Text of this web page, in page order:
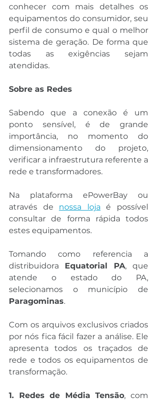
conhecer com mais detalhes os
equipamentos do consumidor, seu
perfil de consumo e qual o melhor
sistema de geração. De forma que
todas as exigências sejam
atendidas.
Sobre as Redes
Sabendo que a conexão é um
ponto sensível, é de grande
importância, no momento do
dimensionamento do projeto,
verificar a infraestrutura referente a
rede e transformadores.
Na plataforma ePowerBay ou
através de nossa loja é possível
consultar de forma rápida todos
estes equipamentos.
Tomando como referencia a
distribuidora Equatorial PA, que
atende o estado do PA,
Paragominas.
Com os arquivos exclusivos criados
por nós fica fácil fazer a análise. Ele
apresenta todos os traçados de
rede e todos os equipamentos de
transformação.
1. Redes de Média Tensão, com